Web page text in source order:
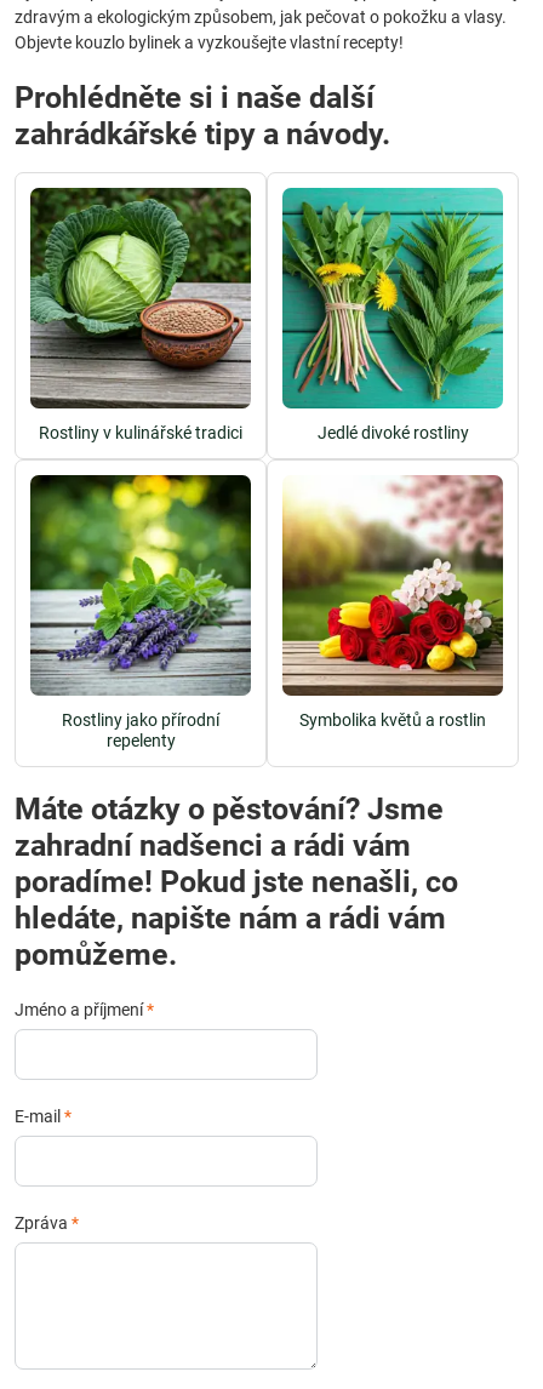
zdravým a ekologickým způsobem, jak pečovat o pokožku a vlasy.
Objevte kouzlo bylinek a vyzkoušejte vlastní recepty!
Prohlédněte si i naše další
zahrádkářské tipy a návody.
Rostliny v kulinářské tradici Jedlé divoké rostliny
Rostliny jako přírodní
repelenty
Symbolika květů a rostlin
Máte otázky o pěstování? Jsme
zahradní nadšenci a rádi vám
poradíme! Pokud jste nenašli, co
hledáte, napište nám a rádi vám
pomůžeme.
Jméno a příjmení*
E-mail *
Zpráva *